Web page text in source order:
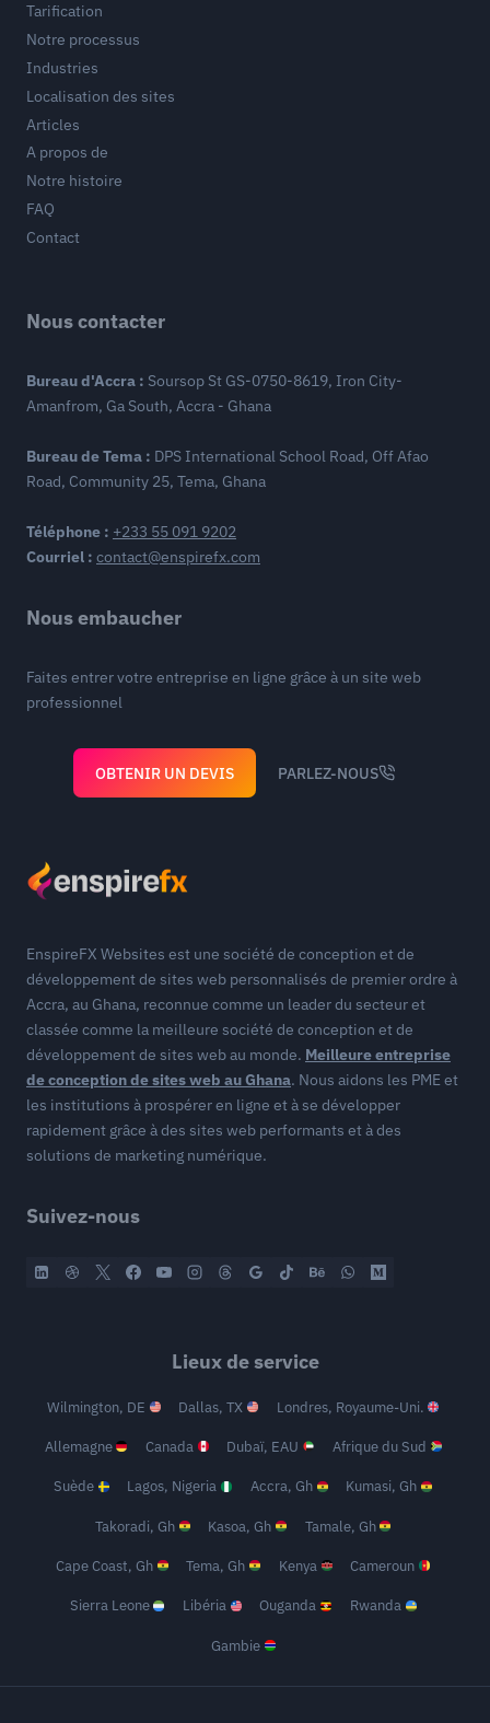
Tarification
Notre processus
Industries
Localisation des sites
Articles
A propos de
Notre histoire
FAQ
Contact
Nous contacter
Bureau d'Accra : Soursop St GS-0750-8619, Iron City-
Amanfrom, Ga South, Accra - Ghana
Bureau de Tema : DPS International School Road, Off Afao
Road, Community 25, Tema, Ghana
Téléphone : +233 55 091 9202
Courriel : contact@enspirefx.com
Nous embaucher
Faites entrer votre entreprise en ligne grâce à un site web
professionnel
OBTENIR UN DEVIS PARLEZ-NOUS
EnspireFX Websites est une société de conception et de
développement de sites web personnalisés de premier ordre à
Accra, au Ghana, reconnue comme un leader du secteur et
classée comme la meilleure société de conception et de
développement de sites web au monde. Meilleure entreprise
de conception de sites web au Ghana. Nous aidons les PME et
les institutions à prospérer en ligne et à se développer
rapidement grâce à des sites web performants et à des
solutions de marketing numérique.
Suivez-nous
Lieux de service
Wilmington, DE Dallas, TX Londres, Royaume-Uni.
Allemagne Canada Dubaï, EAU Afrique du Sud
Suède Lagos, Nigeria Accra, Gh Kumasi, Gh
Takoradi, Gh Kasoa, Gh Tamale, Gh
Cape Coast, Gh Tema, Gh Kenya Cameroun
Sierra Leone Libéria Ouganda Rwanda
Gambie